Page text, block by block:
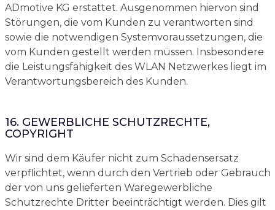
ADmotive KG erstattet. Ausgenommen hiervon sind
Störungen, die vom Kunden zu verantworten sind
sowie die notwendigen Systemvoraussetzungen, die
vom Kunden gestellt werden müssen. Insbesondere
die Leistungsfähigkeit des WLAN Netzwerkes liegt im
Verantwortungsbereich des Kunden.
16. GEWERBLICHE SCHUTZRECHTE,
COPYRIGHT
Wir sind dem Käufer nicht zum Schadensersatz
verpflichtet, wenn durch den Vertrieb oder Gebrauch
der von uns gelieferten Waregewerbliche
Schutzrechte Dritter beeinträchtigt werden. Dies gilt